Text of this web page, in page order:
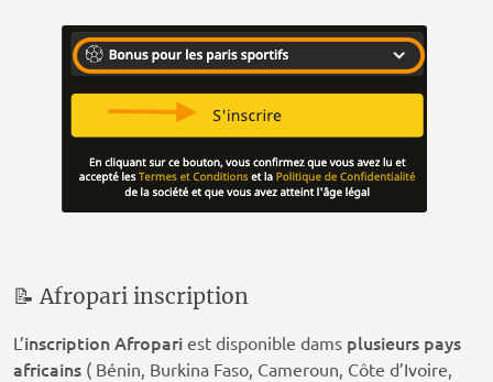
📝 Afropari inscription
L’inscription Afropari est disponible dams plusieurs pays
africains ( Bénin, Burkina Faso, Cameroun, Côte d’Ivoire,